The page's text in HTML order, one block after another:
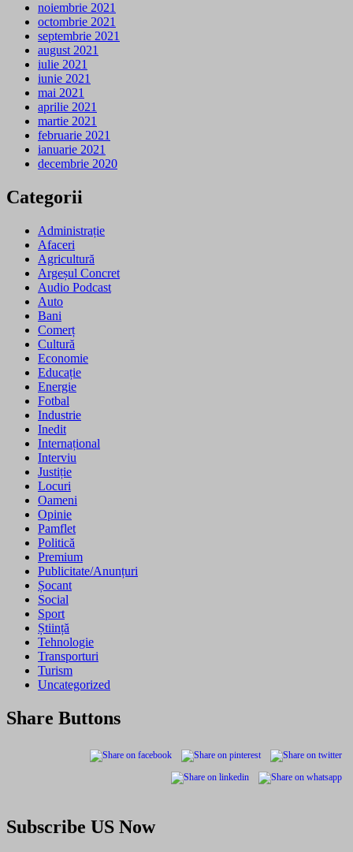
noiembrie 2021
octombrie 2021
septembrie 2021
august 2021
iulie 2021
iunie 2021
mai 2021
aprilie 2021
martie 2021
februarie 2021
ianuarie 2021
decembrie 2020
Categorii
Administrație
Afaceri
Agricultură
Argeșul Concret
Audio Podcast
Auto
Bani
Comerț
Cultură
Economie
Educație
Energie
Fotbal
Industrie
Inedit
Internațional
Interviu
Justiție
Locuri
Oameni
Opinie
Pamflet
Politică
Premium
Publicitate/Anunțuri
Șocant
Social
Sport
Știință
Tehnologie
Transporturi
Turism
Uncategorized
Share Buttons
Subscribe US Now